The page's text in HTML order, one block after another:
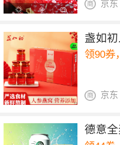
京东
盏如
领90券
京东
德意